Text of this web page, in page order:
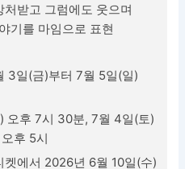
받고 그럼에도 웃으며
기를 마임으로 표현
3일(금)부터 7월 5일(일)
오후 7시 30분, 7월 4일(토)
후 5시
켓에서 2026년 6월 10일(수)